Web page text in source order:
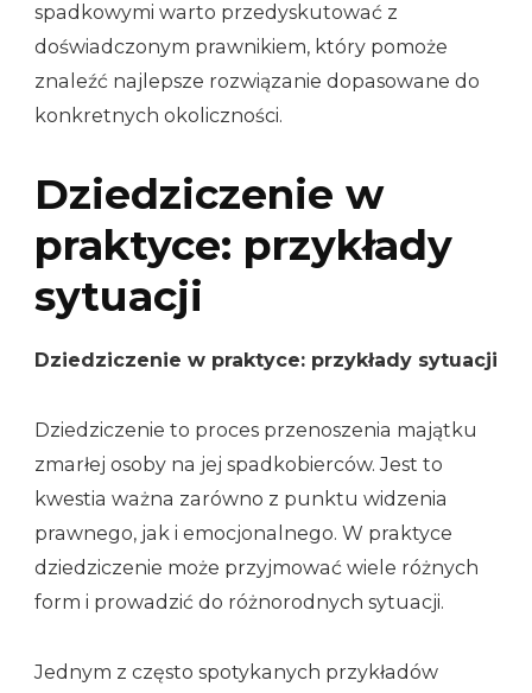
spadkowymi warto przedyskutować z
doświadczonym prawnikiem, który pomoże
znaleźć najlepsze rozwiązanie dopasowane do
konkretnych okoliczności.
Dziedziczenie w
praktyce: przykłady
sytuacji
Dziedziczenie w praktyce: przykłady sytuacji
Dziedziczenie to proces przenoszenia majątku
zmarłej osoby na jej spadkobierców. Jest to
kwestia ważna zarówno z punktu widzenia
prawnego, jak i emocjonalnego. W praktyce
dziedziczenie może przyjmować wiele różnych
form i prowadzić do różnorodnych sytuacji.
Jednym z często spotykanych przykładów